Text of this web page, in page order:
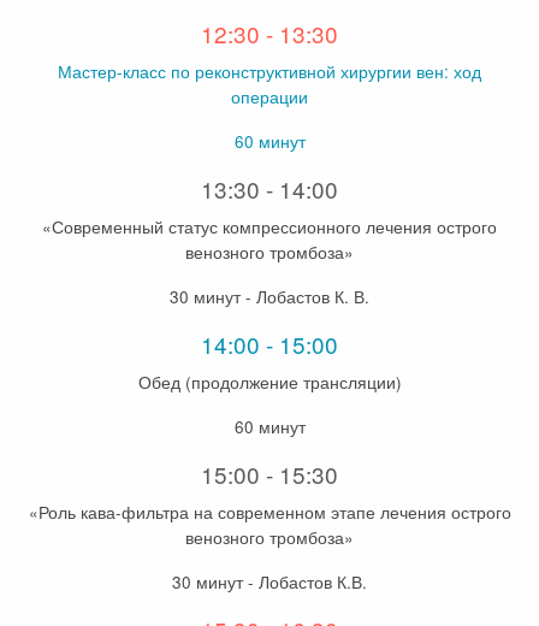
12:30 - 13:30
Мастер-класс по реконструктивной хирургии вен: ход
операции
60 минут
13:30 - 14:00
«Современный статус компрессионного лечения острого
венозного тромбоза»
30 минут - Лобастов К. В.
14:00 - 15:00
Обед (продолжение трансляции)
60 минут
15:00 - 15:30
«Роль кава-фильтра на современном этапе лечения острого
венозного тромбоза»
30 минут - Лобастов К.В.